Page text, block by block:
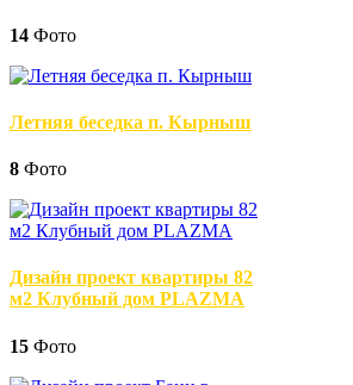
14 Фото
Летняя беседка п. Кырныш
8 Фото
Дизайн проект квартиры 82
м2 Клубный дом PLAZMA
15 Фото